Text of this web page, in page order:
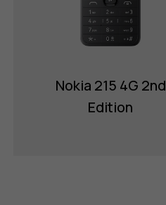
Nokia 215 4G 2nd
Edition